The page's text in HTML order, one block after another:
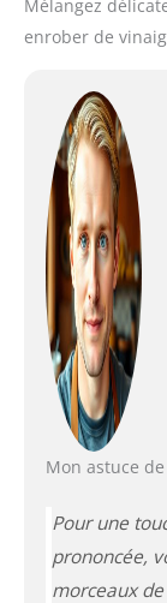
Mélangez
enrober de
Mon astuce
Pour une
prononcée,
morceaux